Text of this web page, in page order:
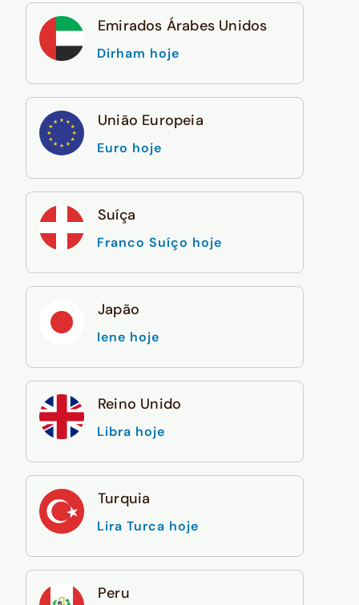
Emirados Árabes Unidos
Dirham hoje
União Europeia
Euro hoje
Suíça
Franco Suíço hoje
Japão
Iene hoje
Reino Unido
Libra hoje
Turquia
Lira Turca hoje
Peru